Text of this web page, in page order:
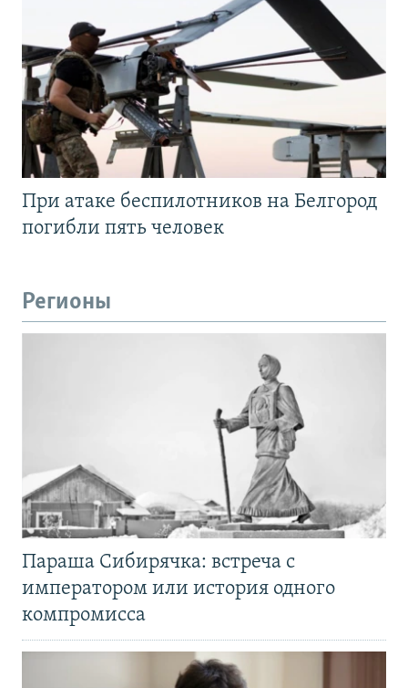
При атаке беспилотников на Белгород
погибли пять человек
Регионы
Параша Сибирячка: встреча с
императором или история одного
компромисса